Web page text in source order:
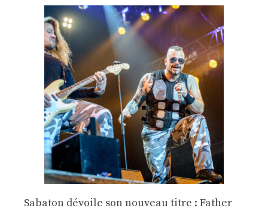
Sabaton dévoile son nouveau titre : Father